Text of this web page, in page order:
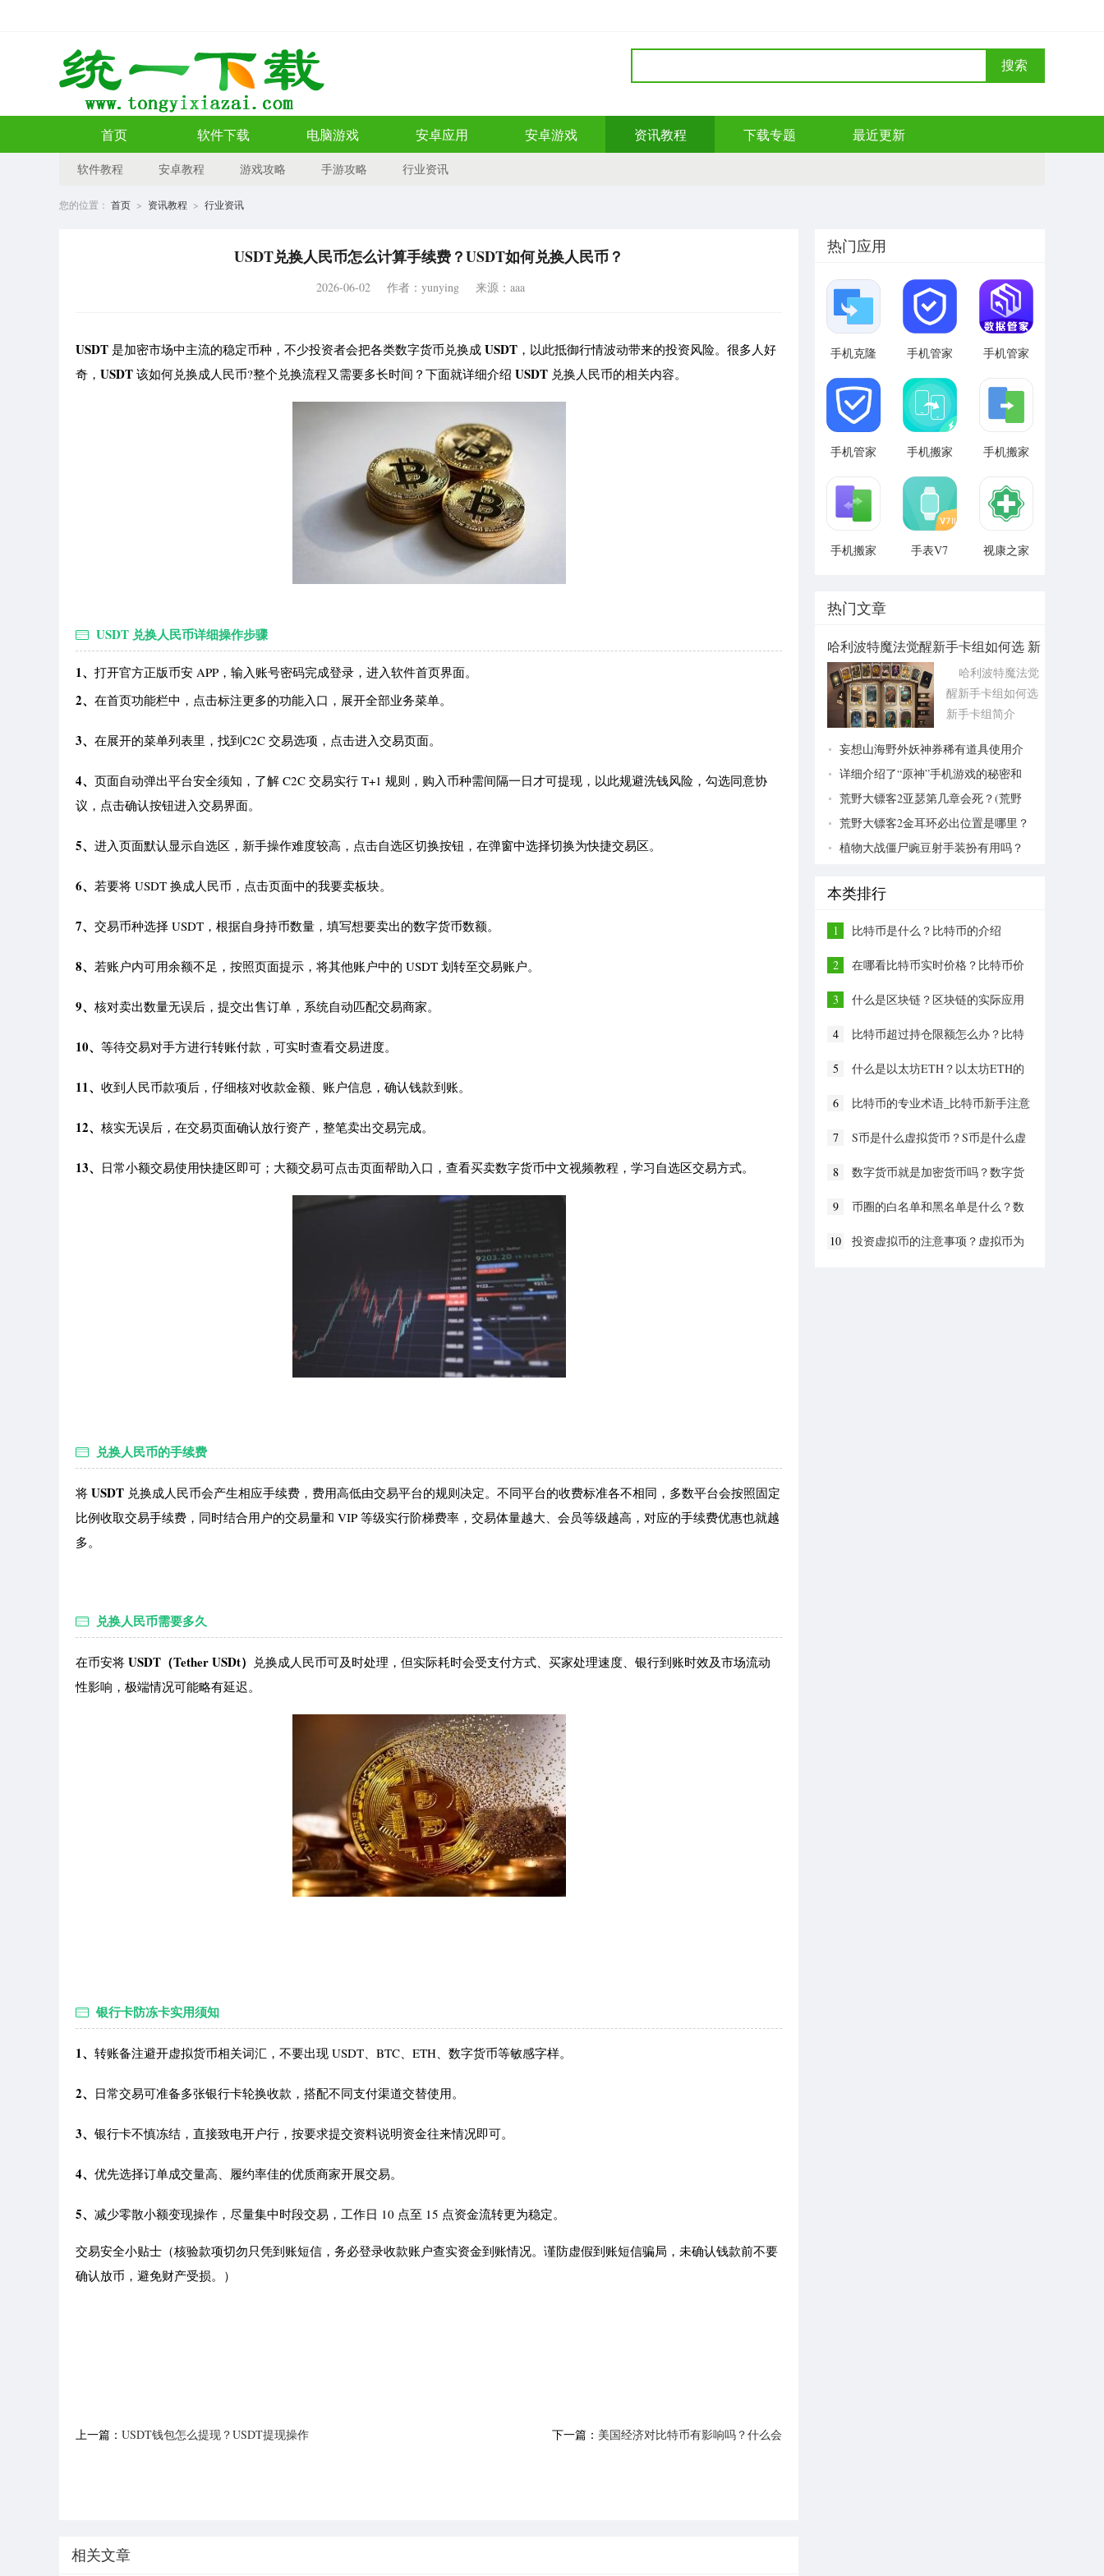
搜索
首页 软件下载 电脑游戏 安卓应用 安卓游戏 资讯教程 下载专题 最近更新
软件教程 安卓教程 游戏攻略 手游攻略 行业资讯
您的位置： 首页 > 资讯教程 > 行业资讯
USDT兑换人民币怎么计算手续费？USDT如何兑换人民币？
2026-06-02 作者：yunying 来源：aaa
USDT 是加密市场中主流的稳定币种，不少投资者会把各类数字货币兑换成 USDT ，以此抵御行情波动带来的投资风险。很多人好
奇， USDT 该如何兑换成人民币?整个兑换流程又需要多长时间？下面就详细介绍 USDT 兑换人民币的相关内容。
USDT 兑换人民币详细操作步骤
1、 打开官方正版币安 APP，输入账号密码完成登录，进入软件首页界面。
2、 在首页功能栏中，点击标注更多的功能入口，展开全部业务菜单。
3、 在展开的菜单列表里，找到C2C 交易选项，点击进入交易页面。
4、 页面自动弹出平台安全须知，了解 C2C 交易实行 T+1 规则，购入币种需间隔一日才可提现，以此规避洗钱风险，勾选同意协
议，点击确认按钮进入交易界面。
5、 进入页面默认显示自选区，新手操作难度较高，点击自选区切换按钮，在弹窗中选择切换为快捷交易区。
6、 若要将 USDT 换成人民币，点击页面中的我要卖板块。
7、 交易币种选择 USDT，根据自身持币数量，填写想要卖出的数字货币数额。
8、 若账户内可用余额不足，按照页面提示，将其他账户中的 USDT 划转至交易账户。
9、 核对卖出数量无误后，提交出售订单，系统自动匹配交易商家。
10、 等待交易对手方进行转账付款，可实时查看交易进度。
11、 收到人民币款项后，仔细核对收款金额、账户信息，确认钱款到账。
12、 核实无误后，在交易页面确认放行资产，整笔卖出交易完成。
13、 日常小额交易使用快捷区即可；大额交易可点击页面帮助入口，查看买卖数字货币中文视频教程，学习自选区交易方式。
兑换人民币的手续费
将 USDT 兑换成人民币会产生相应手续费，费用高低由交易平台的规则决定。不同平台的收费标准各不相同，多数平台会按照固定
比例收取交易手续费，同时结合用户的交易量和 VIP 等级实行阶梯费率，交易体量越大、会员等级越高，对应的手续费优惠也就越
多。
兑换人民币需要多久
在币安将 USDT（Tether USDt） 兑换成人民币可及时处理，但实际耗时会受支付方式、买家处理速度、银行到账时效及市场流动
性影响，极端情况可能略有延迟。
银行卡防冻卡实用须知
1、 转账备注避开虚拟货币相关词汇，不要出现 USDT、BTC、ETH、数字货币等敏感字样。
2、 日常交易可准备多张银行卡轮换收款，搭配不同支付渠道交替使用。
3、 银行卡不慎冻结，直接致电开户行，按要求提交资料说明资金往来情况即可。
4、 优先选择订单成交量高、履约率佳的优质商家开展交易。
5、 减少零散小额变现操作，尽量集中时段交易，工作日 10 点至 15 点资金流转更为稳定。
交易安全小贴士（核验款项切勿只凭到账短信，务必登录收款账户查实资金到账情况。谨防虚假到账短信骗局，未确认钱款前不要
确认放币，避免财产受损。）
上一篇： USDT钱包怎么提现？USDT提现操作
下一篇： 美国经济对比特币有影响吗？什么会
相关文章
热门应用
手机克隆 手机管家 手机管家
手机管家 手机搬家 手机搬家
手机搬家 手表V7 视康之家
热门文章
哈利波特魔法觉醒新手卡组如何选 新
手卡组简介
哈利波特魔法觉
醒新手卡组如何选
新手卡组简介
妄想山海野外妖神券稀有道具使用介
详细介绍了“原神”手机游戏的秘密和
寻宝攻略
荒野大镖客2亚瑟第几章会死？(荒野
大镖客2亚瑟第几章死)
荒野大镖客2金耳环必出位置是哪里？
(荒野大镖客2金耳环必出的位置)
植物大战僵尸豌豆射手装扮有用吗？
本类排行
1 比特币是什么？比特币的介绍
2
在哪看比特币实时价格？比特币价
3
什么是区块链？区块链的实际应用
4
比特币超过持仓限额怎么办？比特
5
什么是以太坊ETH？以太坊ETH的
6
比特币的专业术语_比特币新手注意
7
S币是什么虚拟货币？S币是什么虚
8
数字货币就是加密货币吗？数字货
9
币圈的白名单和黑名单是什么？数
10
投资虚拟币的注意事项？虚拟币为